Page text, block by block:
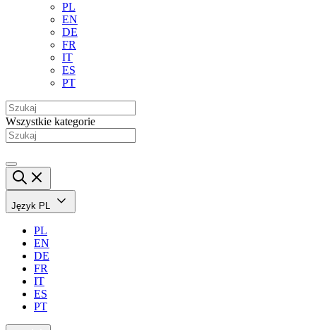
PL
EN
DE
FR
IT
ES
PT
Wszystkie kategorie
Język PL
PL
EN
DE
FR
IT
ES
PT